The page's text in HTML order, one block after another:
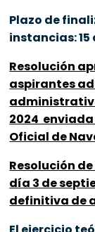
Plazo de
instancias: 15
Resolución
aspirantes
2024
Oficial de
Resolución
día 3 de
definitiva de